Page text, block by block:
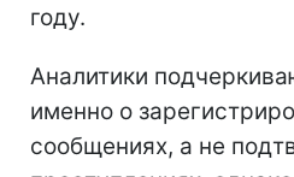
году.
Аналитики
именно о
сообщениях, а не